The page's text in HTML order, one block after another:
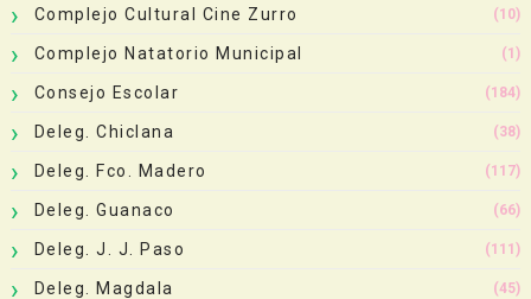
Complejo Cultural Cine Zurro (10)
Complejo Natatorio Municipal (1)
Consejo Escolar (184)
Deleg. Chiclana (38)
Deleg. Fco. Madero (117)
Deleg. Guanaco (66)
Deleg. J. J. Paso (111)
Deleg. Magdala (45)